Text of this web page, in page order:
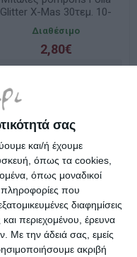
σας
και/ή έχουμε
όπως τα cookies,
όπως μοναδικοί
πληροφορίες που
διαφημίσεις
περιεχομένου, έρευνα
Με την άδειά σας, εμείς
ακριβή
Glitter X-Mas 30τεμ. 10-
40mm 50313
Διαθέσιμο
2,80€